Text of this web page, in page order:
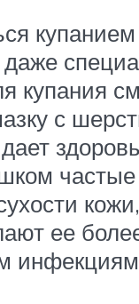
даже
купания
с
частые
ее